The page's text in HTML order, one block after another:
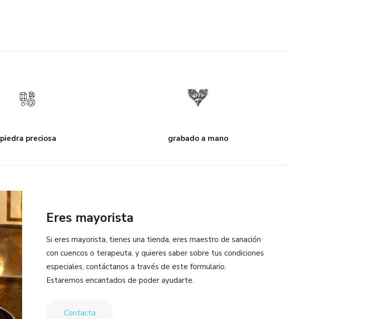
piedra preciosa grabado a mano
Eres mayorista
Si eres mayorista, tienes una tienda, eres maestro de sanación
con cuencos o terapeuta, y quieres saber sobre tus condiciones
especiales, contáctanos a través de este formulario.
Estaremos encantados de poder ayudarte.
Contacta